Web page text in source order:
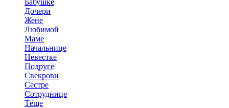
Бабушке
Дочери
Жене
Любимой
Маме
Начальнице
Невестке
Подруге
Свекрови
Сестре
Сотруднице
Тёще